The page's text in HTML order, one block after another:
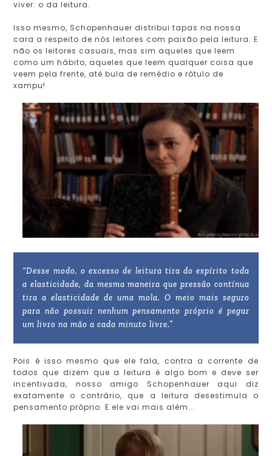
viver: o da leitura.
Isso mesmo, Schopenhauer distribui tapas na nossa
cara a respeito de nós leitores com paixão pela leitura. E
não os leitores casuais, mas sim aqueles que leem
como um hábito, aqueles que leem qualquer coisa que
veem pela frente, até bula de remédio e rótulo de
xampu!
“Desse modo, o excesso de leitura tira do espírito toda
a elasticidade, da mesma maneira que pressão contínua
tira a elasticidade de uma mola. O meio mais seguro
para não possuir nenhum pensamento próprio é pegar
um livro na mão a cada minuto livre.”
Pois é isso mesmo que ele fala, contra a corrente de
todos que dizem que a leitura é algo bom e deve ser
incentivada, nosso amigo Schopenhauer aqui diz
exatamente o contrário, que a leitura desestimula o
pensamento próprio. E ele vai mais além...